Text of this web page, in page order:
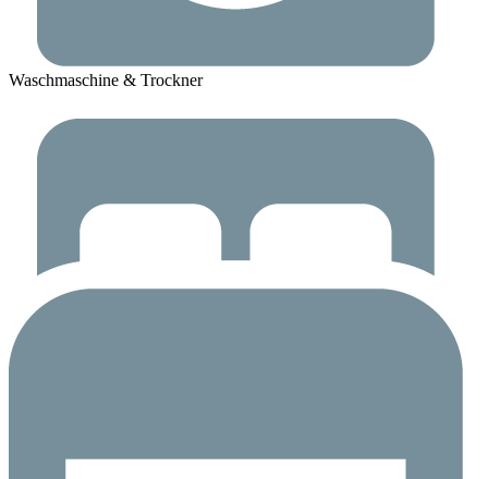
Waschmaschine & Trockner